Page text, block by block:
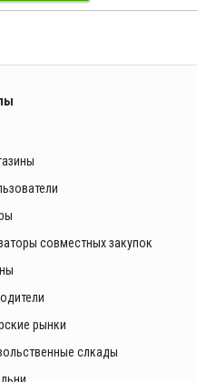
совместных закупок
рынки
слкады